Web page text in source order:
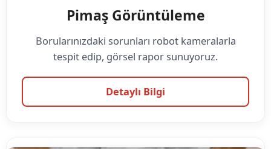
Pimaş Görüntüleme
Borularınızdaki sorunları robot kameralarla
tespit edip, görsel rapor sunuyoruz.
Detaylı Bilgi